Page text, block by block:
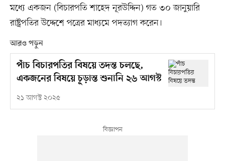
মধ্যে একজন (বিচারপতি শাহেদ নূরউদ্দিন) গত ৩০ জানুয়ারি
রাষ্ট্রপতির উদ্দেশে পত্রের মাধ্যমে পদত্যাগ করেন।
আরও পড়ুন
পাঁচ বিচারপতির বিষয়ে তদন্ত চলছে,
একজনের বিষয়ে চূড়ান্ত শুনানি ২৬ আগস্ট
২১ আগস্ট ২০২৫